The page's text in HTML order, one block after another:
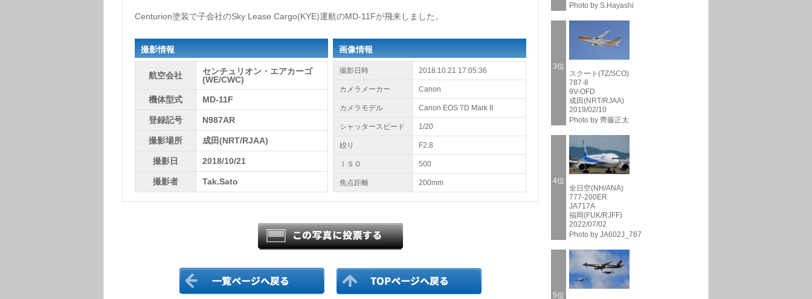
Centurion塗装で子会社のSky Lease Cargo(KYE)運航のMD-11Fが飛来しました。
撮影情報
航空会社
センチュリオン・エアカーゴ
(WE/CWC)
機体型式 MD-11F
登録記号 N987AR
撮影場所 成田(NRT/RJAA)
撮影日 2018/10/21
撮影者 Tak.Sato
画像情報
撮影日時 2018:10:21 17:05:36
カメラメーカー Canon
カメラモデル Canon EOS 7D Mark II
シャッタースピード 1/20
絞り F2.8
ＩＳＯ 500
焦点距離 200mm
Photo by S.Hayashi
3位
スクート(TZ/SCO)
787-8
9V-OFD
成田(NRT/RJAA)
2019/02/10
Photo by 齊藤正太
4位
全日空(NH/ANA)
777-200ER
JA717A
福岡(FUK/RJFF)
2022/07/02
Photo by JA602J_767
5位